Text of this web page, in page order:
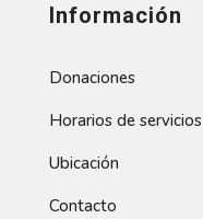
Información
Donaciones
Horarios de servicios
Ubicación
Contacto